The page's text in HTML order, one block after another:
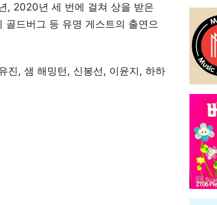
, 2020년 세 번에 걸쳐 상을 받은
골드버그 등 유명 게스트의 출연으
진, 샘 해밍턴, 신봉선, 이윤지, 하하